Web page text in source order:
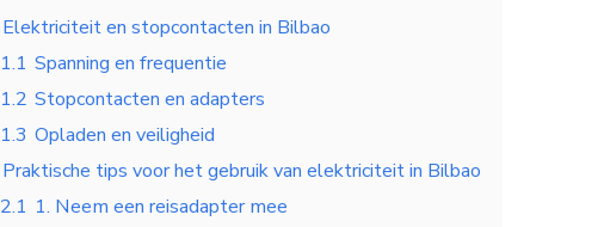
Elektriciteit en stopcontacten in Bilbao
1.1 Spanning en frequentie
1.2 Stopcontacten en adapters
1.3 Opladen en veiligheid
Praktische tips voor het gebruik van elektriciteit in Bilbao
2.1 1. Neem een reisadapter mee